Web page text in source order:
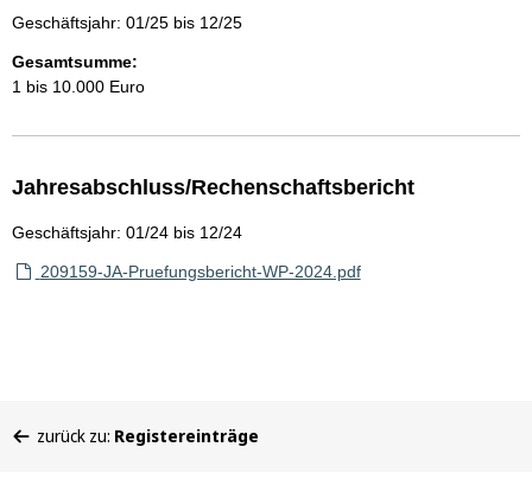
Geschäftsjahr: 01/25 bis 12/25
Gesamtsumme:
1 bis 10.000 Euro
Jahresabschluss/Rechenschaftsbericht
Geschäftsjahr: 01/24 bis 12/24
209159-JA-Pruefungsbericht-WP-2024.pdf
befinden
zurück zu: Registereinträge